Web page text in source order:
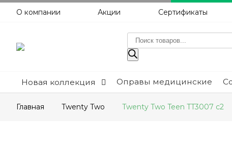
О компании Акции Сертификаты
Поиск
товаров
Новая коллекция Оправы медицинские
Главная Twenty Two Twenty Two Teen TT3007 c2